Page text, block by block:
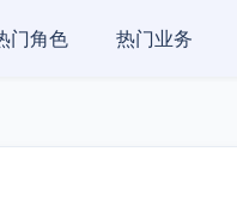
门角色 热门业务